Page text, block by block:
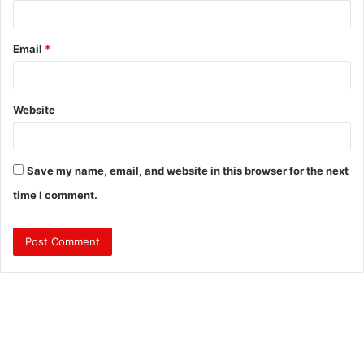
Email *
Website
Save my name, email, and website in this browser for the next
time I comment.